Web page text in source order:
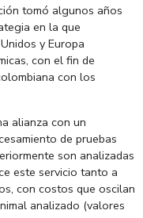
tomó algunos años
en la que
y Europa
con el fin de
con los
alianza con un
de pruebas
son analizadas
este servicio tanto a
con costos que oscilan
analizado (valores